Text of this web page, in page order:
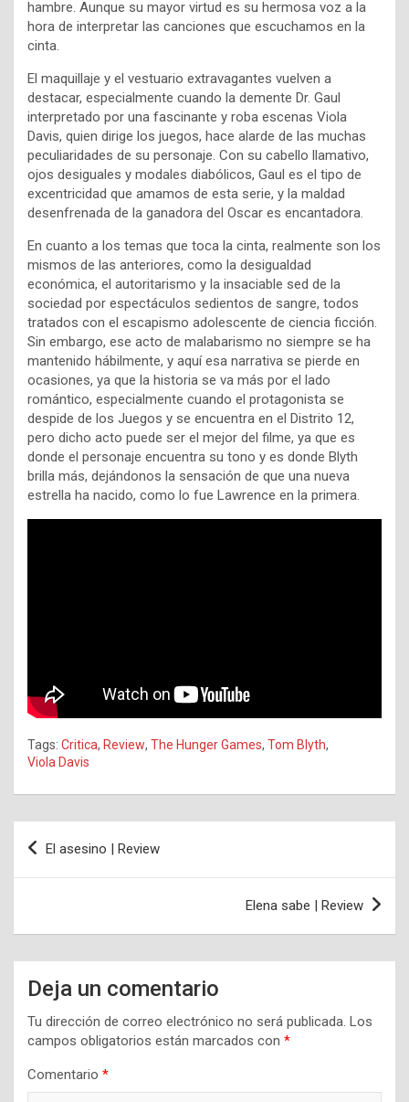
hambre. Aunque su mayor virtud es su hermosa voz a la
hora de interpretar las canciones que escuchamos en la
cinta.
El maquillaje y el vestuario extravagantes vuelven a
destacar, especialmente cuando la demente Dr. Gaul
interpretado por una fascinante y roba escenas Viola
Davis, quien dirige los juegos, hace alarde de las muchas
peculiaridades de su personaje. Con su cabello llamativo,
ojos desiguales y modales diabólicos, Gaul es el tipo de
excentricidad que amamos de esta serie, y la maldad
desenfrenada de la ganadora del Oscar es encantadora.
En cuanto a los temas que toca la cinta, realmente son los
mismos de las anteriores, como la desigualdad
económica, el autoritarismo y la insaciable sed de la
sociedad por espectáculos sedientos de sangre, todos
tratados con el escapismo adolescente de ciencia ficción.
Sin embargo, ese acto de malabarismo no siempre se ha
mantenido hábilmente, y aquí esa narrativa se pierde en
ocasiones, ya que la historia se va más por el lado
romántico, especialmente cuando el protagonista se
despide de los Juegos y se encuentra en el Distrito 12,
pero dicho acto puede ser el mejor del filme, ya que es
donde el personaje encuentra su tono y es donde Blyth
brilla más, dejándonos la sensación de que una nueva
estrella ha nacido, como lo fue Lawrence en la primera.
Tags: Critica, Review, The Hunger Games, Tom Blyth,
Viola Davis
Navegación
El asesino | Review
Elena sabe | Review
Deja un comentario
Tu dirección de correo electrónico no será publicada. Los
campos obligatorios están marcados con *
Comentario *